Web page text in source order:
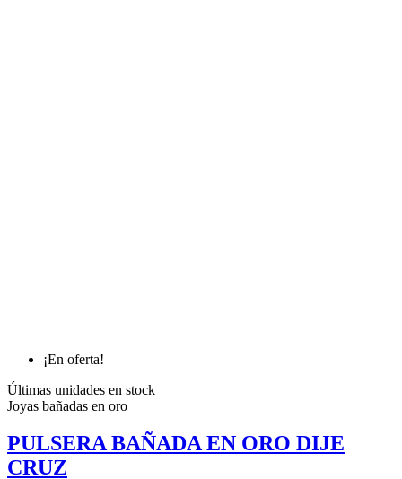
¡En oferta!
Últimas unidades en stock
Joyas bañadas en oro
PULSERA BAÑADA EN ORO DIJE
CRUZ